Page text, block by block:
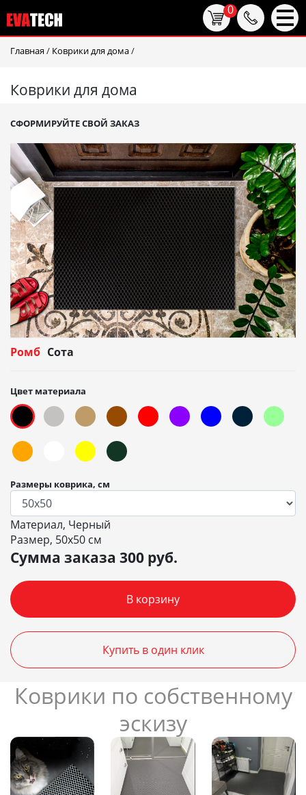
Главная / Коврики для дома/
Коврики для дома
СФОРМИРУЙТЕ СВОЙ ЗАКАЗ
Ромб Сота
Цвет материала
Размеры коврика, см
Материал, Черный
Размер, 50х50 см
Сумма заказа 300 руб.
В корзину
Купить в один клик
Коврики по собственному
эскизу
0